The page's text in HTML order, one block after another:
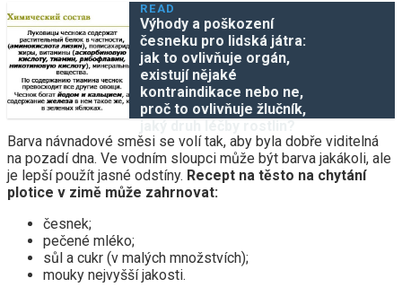
READ
Výhody a poškození
česneku pro lidská játra:
jak to ovlivňuje orgán,
existují nějaké
kontraindikace nebo ne,
proč to ovlivňuje žlučník,
Barva návnadové směsi se volí tak, aby byla dobře viditelná
na pozadí dna. Ve vodním sloupci může být barva jakákoli, ale
je lepší použít jasné odstíny. Recept na těsto na chytání
plotice v zimě může zahrnovat:
česnek;
pečené mléko;
sůl a cukr (v malých množstvích);
mouky nejvyšší jakosti.